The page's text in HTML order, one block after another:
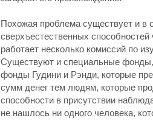
Похожая проблема существует и в
сверхъестественных
работает несколько комиссий по
Существуют и специальные
фонды Гудини и Рэнди, которые
сумм денег тем людям, которые
способности в присутствии
не нашлось ни одного человека,